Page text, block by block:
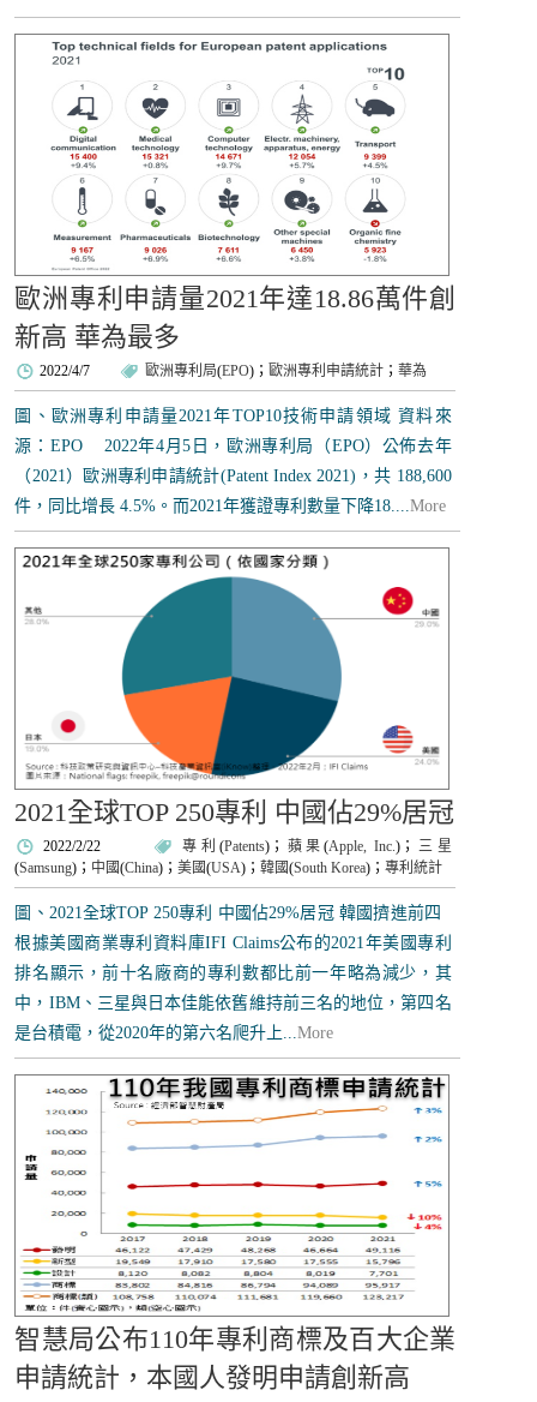
歐洲專利申請量2021年達18.86萬件創
新高 華為最多
2022/4/7 歐洲專利局(EPO)； 歐洲專利申請統計 ；華為
圖、歐洲專利申請量2021年TOP10技術申請領域 資料來
源：EPO 2022年4月5日，歐洲專利局（EPO）公佈去年
（2021）歐洲專利申請統計(Patent Index 2021)，共 188,600
件，同比增長 4.5%。而2021年獲證專利數量下降18....More
2021全球TOP 250專利 中國佔29%居冠
2022/2/22 專利 (Patents)； 蘋果(Apple, Inc.)； 三星
(Samsung)； 中國(China)；美國(USA)；韓國(South Korea)；專利統計
圖、2021全球TOP 250專利 中國佔29%居冠 韓國擠進前四
根據美國商業專利資料庫IFI Claims公布的2021年美國專利
排名顯示，前十名廠商的專利數都比前一年略為減少，其
中，IBM、三星與日本佳能依舊維持前三名的地位，第四名
是台積電，從2020年的第六名爬升上...More
智慧局公布110年專利商標及百大企業
申請統計，本國人發明申請創新高